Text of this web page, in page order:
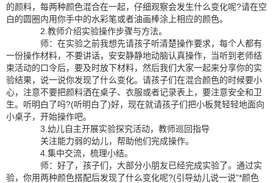
的颜料，每两种颜色混合在一起，仔细观察会发生什么变化呢?请在空
白的圆圈内用你手中的水彩笔或者油画棒涂上相应的颜色。
2.教师介绍实验操作步骤与方法。
师：在实验之前我想先请孩子听清楚操作要求，每个人都有
一份操作材料，不要讲话，安安静静地动脑认真操作，当听到老师结
束活动的口令后，要及时放下材料，然后我们大家一起来分享你的实
验结果，说一说你发现了什么变化。请孩子们在混合颜色的时候要小
心，注意不要把颜料洒在桌子、衣服或者记录表上，要注意安全和卫
生。听明白了吗?(听明白了)好，现在就请孩子们把小板凳轻轻地面向
小桌子，开始操作吧。
3.幼儿自主开展实验探究活动，教师巡回指导
关注能力弱的幼儿，帮助他们完成操作。
4.集中交流，梳理小结。
师：好了，孩子们，大部分小朋友已经完成实验了。通过实
验，你用两种颜色搭配后发现了什么变化呢?(引导幼儿说一说“*颜色